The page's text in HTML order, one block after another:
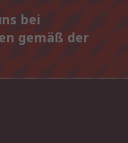
bei
gemäß der